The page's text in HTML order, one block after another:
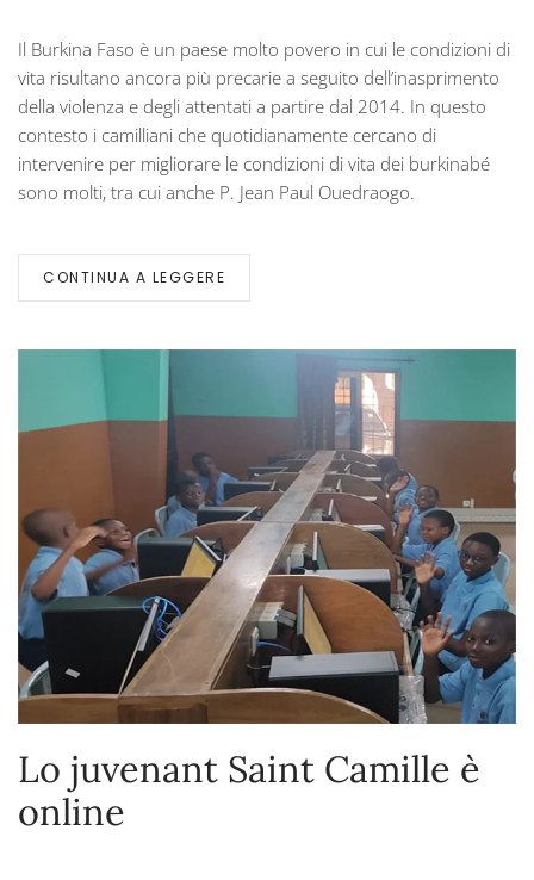
Il Burkina Faso è un paese molto povero in cui le condizioni di
vita risultano ancora più precarie a seguito dell’inasprimento
della violenza e degli attentati a partire dal 2014. In questo
contesto i camilliani che quotidianamente cercano di
intervenire per migliorare le condizioni di vita dei burkinabé
sono molti, tra cui anche P. Jean Paul Ouedraogo.
CONTINUA A LEGGERE
Lo juvenant Saint Camille è
online